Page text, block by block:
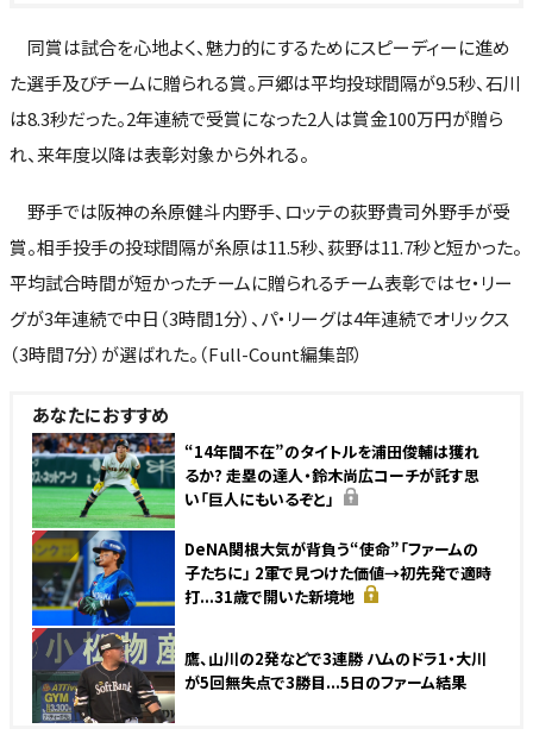
同賞は試合を心地よく、魅力的にするためにスピーディーに進め
た選手及びチームに贈られる賞。戸郷は平均投球間隔が9.5秒、石川
は8.3秒だった。2年連続で受賞になった2人は賞金100万円が贈ら
れ、来年度以降は表彰対象から外れる。
野手では阪神の糸原健斗内野手、ロッテの荻野貴司外野手が受
賞。相手投手の投球間隔が糸原は11.5秒、荻野は11.7秒と短かった。
平均試合時間が短かったチームに贈られるチーム表彰ではセ・リー
グが3年連続で中日（3時間1分）、パ・リーグは4年連続でオリックス
（3時間7分）が選ばれた。（Full-Count編集部）
あなたにおすすめ
“14年間不在”のタイトルを浦田俊輔は獲れ
るか? 走塁の達人・鈴木尚広コーチが託す思
い「巨人にもいるぞと」
NEW
DeNA関根大気が背負う“使命”「ファームの
子たちに」 2軍で見つけた価値→初先発で適時
打...31歳で開いた新境地
NEW
鷹、山川の2発などで3連勝 ハムのドラ1・大川
が5回無失点で3勝目...5日のファーム結果